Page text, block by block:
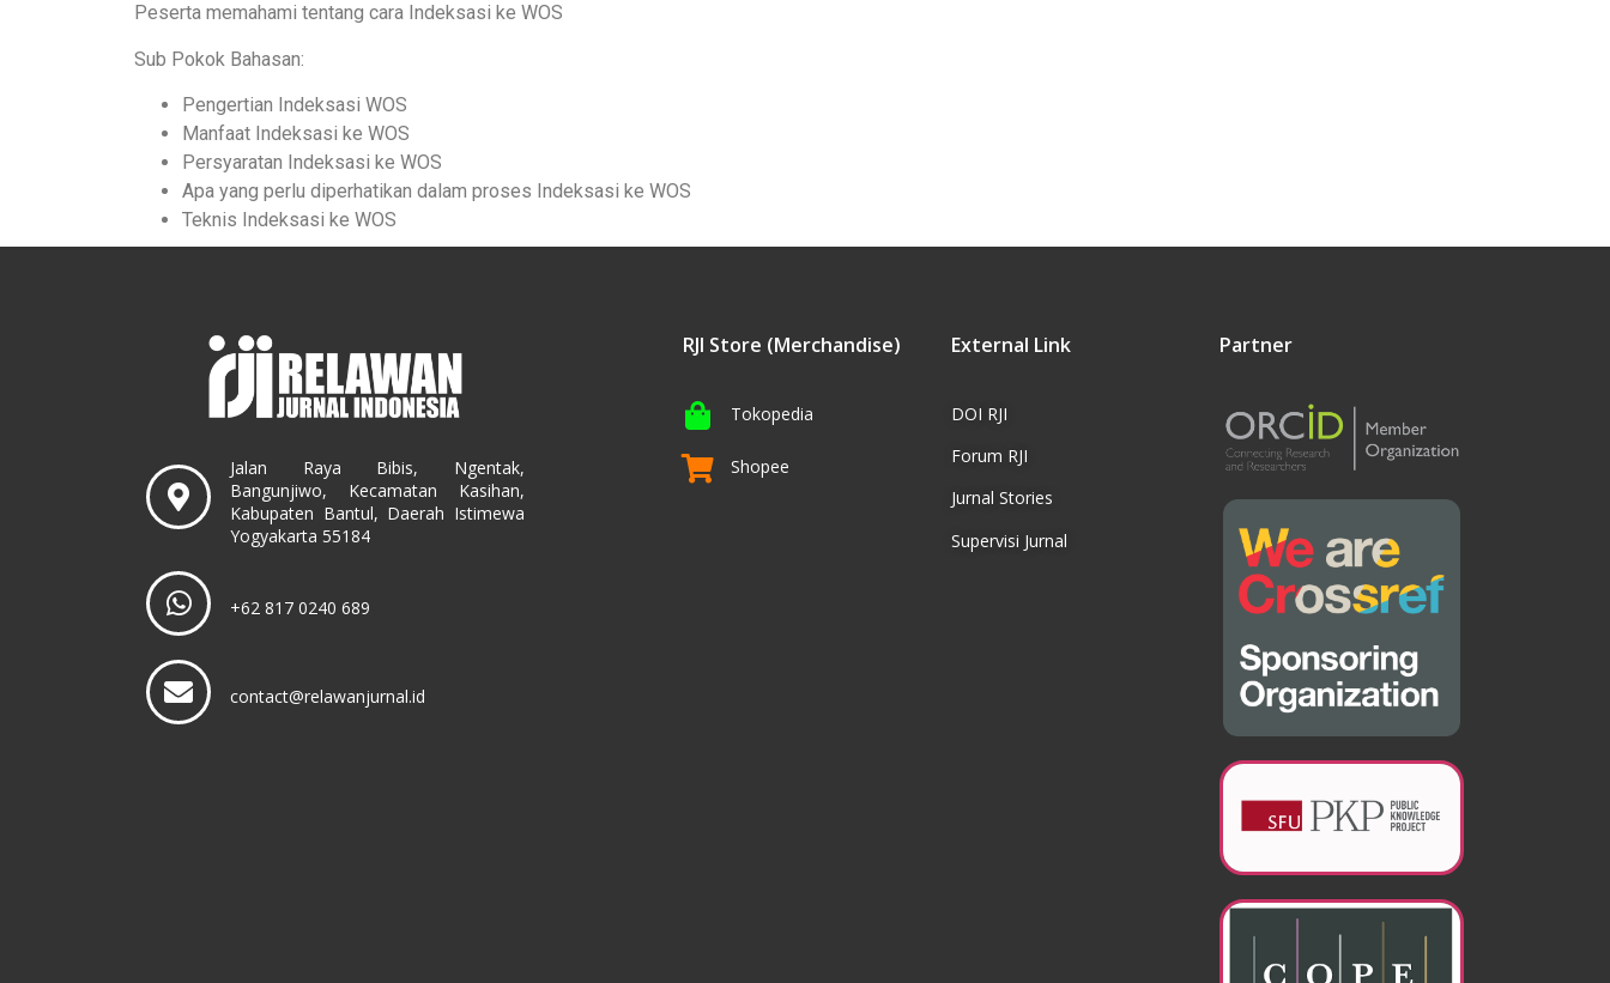
Peserta memahami tentang cara Indeksasi ke WOS
Sub Pokok Bahasan:
Pengertian Indeksasi WOS
Manfaat Indeksasi ke WOS
Persyaratan Indeksasi ke WOS
Apa yang perlu diperhatikan dalam proses Indeksasi ke WOS
Teknis Indeksasi ke WOS
Jalan Raya Bibis, Ngentak,
Bangunjiwo, Kecamatan Kasihan,
Kabupaten Bantul, Daerah Istimewa
Yogyakarta 55184
+62 817 0240 689
contact@relawanjurnal.id
RJI Store (Merchandise)
Tokopedia
Shopee
External Link
DOI RJI
Forum RJI
Jurnal Stories
Supervisi Jurnal
Partner